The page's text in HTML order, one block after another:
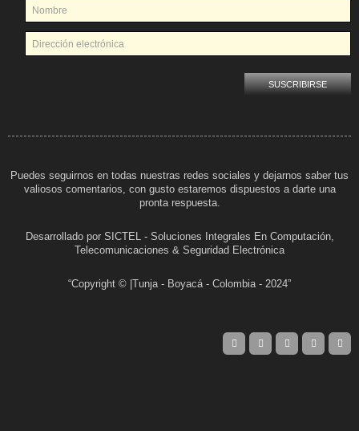
Puedes seguirnos en todas nuestras redes sociales y dejarnos saber tus
valiosos comentarios, con gusto estaremos dispuestos a darte una
pronta respuesta.
Desarrollado por SICTEL - Soluciones Integrales En Computación,
Telecomunicaciones & Seguridad Electrónica
“Copyright © |Tunja - Boyacá - Colombia - 2024”